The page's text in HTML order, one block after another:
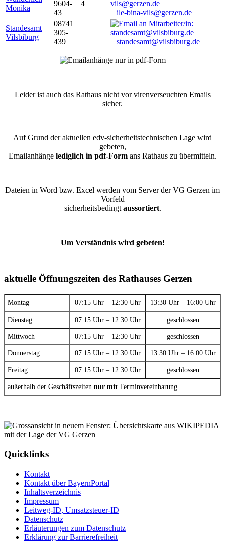
Monika
9604-
43
4
ile-bina-vils@gerzen.de
Standesamt
Vilsbiburg
08741
305-
439
standesamt@vilsbiburg.de
Leider ist auch das Rathaus nicht vor virenverseuchten Emails
sicher.
Auf Grund der aktuellen edv-sicherheitstechnischen Lage wird
gebeten,
Emailanhänge lediglich in pdf-Formans Rathaus zu übermitteln.
Dateien in Word bzw. Excel werden vom Server der VG Gerzen im
Vorfeld
sicherheitsbedingt aussortiert.
Um Verständnis wird gebeten!
aktuelle Öffnungszeiten des Rathauses Gerzen
Montag 07:15 Uhr – 12:30 Uhr 13:30 Uhr – 16:00 Uhr
Dienstag 07:15 Uhr – 12:30 Uhr geschlossen
Mittwoch 07:15 Uhr – 12:30 Uhr geschlossen
Donnerstag 07:15 Uhr – 12:30 Uhr 13:30 Uhr – 16:00 Uhr
Freitag 07:15 Uhr – 12:30 Uhr geschlossen
außerhalb der Geschäftszeiten nur mit Terminvereinbarung
Quicklinks
Kontakt
Kontakt über BayernPortal
Inhaltsverzeichnis
Impressum
Leitweg-ID, Umsatzsteuer-ID
Datenschutz
Erläuterungen zum Datenschutz
Erklärung zur Barrierefreiheit